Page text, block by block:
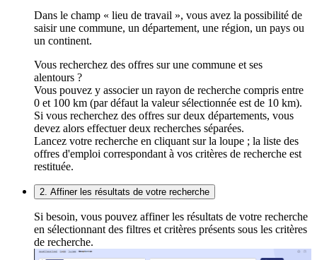
Dans le champ « lieu de travail », vous avez la possibilité de
saisir une commune, un département, une région, un pays ou
un continent.
Vous recherchez des offres sur une commune et ses
alentours ?
Vous pouvez y associer un rayon de recherche compris entre
0 et 100 km (par défaut la valeur sélectionnée est de 10 km).
Si vous recherchez des offres sur deux départements, vous
devez alors effectuer deux recherches séparées.
Lancez votre recherche en cliquant sur la loupe ; la liste des
offres d'emploi correspondant à vos critères de recherche est
restituée.
2. Affiner les résultats de votre recherche
Si besoin, vous pouvez affiner les résultats de votre recherche
en sélectionnant des filtres et critères présents sous les critères
de recherche.